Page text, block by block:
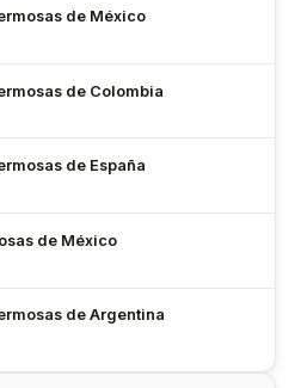
de México
de Colombia
de España
de México
de Argentina